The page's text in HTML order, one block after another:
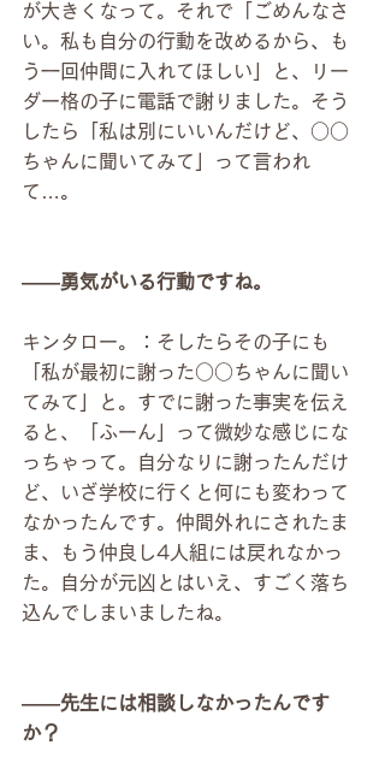
が大きくなって。それで「ごめんなさ
い。私も自分の行動を改めるから、も
う一回仲間に入れてほしい」と、リー
ダー格の子に電話で謝りました。そう
したら「私は別にいいんだけど、○○
ちゃんに聞いてみて」って言われ
て…。
――勇気がいる行動ですね。
キンタロー。：そしたらその子にも
「私が最初に謝った○○ちゃんに聞い
てみて」と。すでに謝った事実を伝え
ると、「ふーん」って微妙な感じにな
っちゃって。自分なりに謝ったんだけ
ど、いざ学校に行くと何にも変わって
なかったんです。仲間外れにされたま
ま、もう仲良し4人組には戻れなかっ
た。自分が元凶とはいえ、すごく落ち
込んでしまいましたね。
――先生には相談しなかったんです
か？